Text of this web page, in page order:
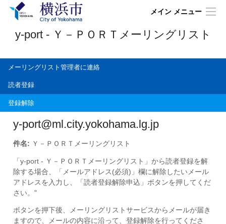
メイン メニュー
y-port - Ｙ－ＰＯＲＴメーリングリスト
メーリングリスト管理者に連絡
読者登録
登録解除
y-port@ml.city.yokohama.lg.jp
件名: Ｙ－ＰＯＲＴメーリングリスト
「y-port - Ｙ－ＰＯＲＴメーリングリスト」から読者登録を解
除する場合、「メールアドレス(必須)」欄に解除したいメール
アドレスを入力し、「読者登録解除申込」ボタンを押してくだ
さい。"
ボタンを押下後、メーリングリストサービスからメールが届き
ますので、メールの内容に沿って、登録解除を行ってくださ